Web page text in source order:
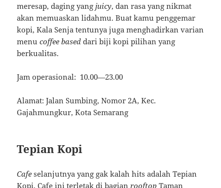
meresap, daging yang juicy, dan rasa yang nikmat
akan memuaskan lidahmu. Buat kamu penggemar
kopi, Kala Senja tentunya juga menghadirkan varian
menucoffee based dari biji kopi pilihan yang
berkualitas.
Jam operasional: 10.00—23.00
Alamat: Jalan Sumbing, Nomor 2A, Kec.
Gajahmungkur, Kota Semarang
Tepian Kopi
Cafe selanjutnya yang gak kalah hits adalah Tepian
Kopi. Cafe ini terletak di bagianrooftop Taman